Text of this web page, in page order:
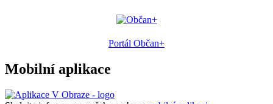
Portál Občan+
Mobilní aplikace